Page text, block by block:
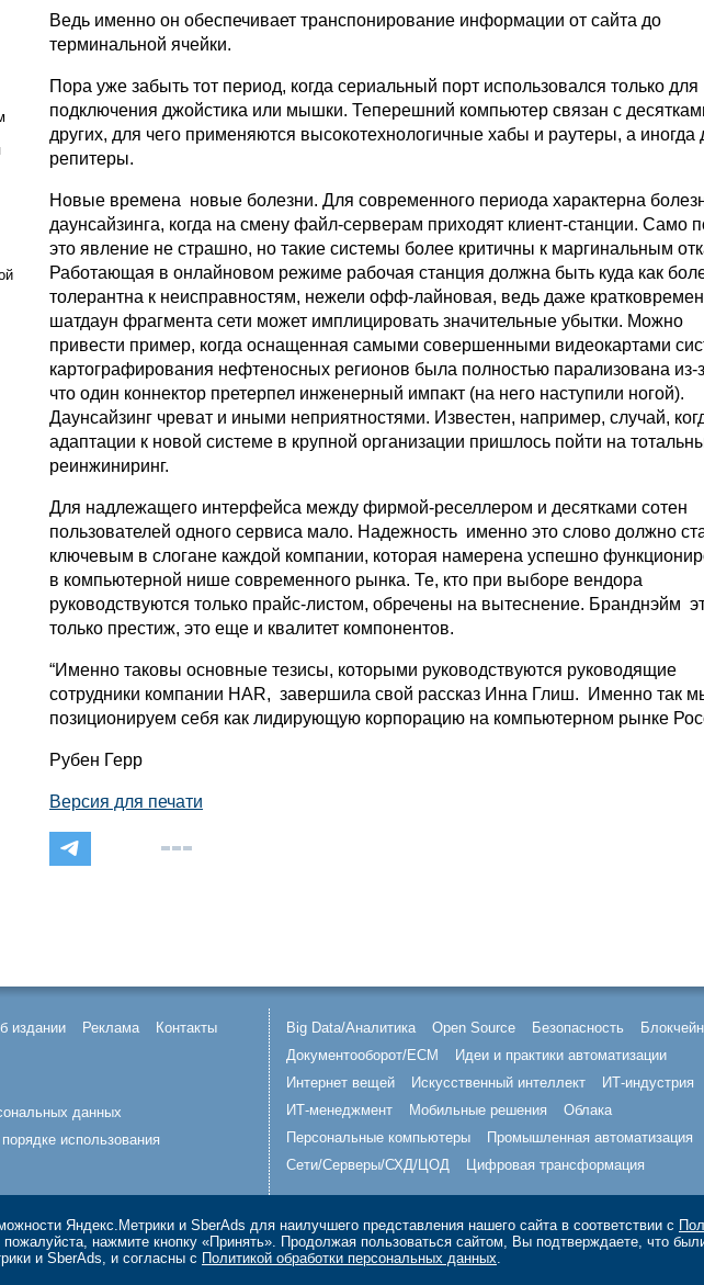
Ведь именно он обеспечивает транспонирование информации от сайта до
терминальной ячейки.
Пора уже забыть тот период, когда сериальный порт использовался только для
подключения джойстика или мышки. Теперешний компьютер связан с
других, для чего применяются высокотехнологичные хабы и раутеры, а иногда
репитеры.
Новые времена новые болезни. Для современного периода характерна
даунсайзинга, когда на смену файл-серверам приходят клиент-станции. Само
это явление не страшно, но такие системы более критичны к маргинальным
Работающая в онлайновом режиме рабочая станция должна быть куда как
толерантна к неисправностям, нежели офф-лайновая, ведь даже
шатдаун фрагмента сети может имплицировать значительные убытки. Можно
привести пример, когда оснащенная самыми совершенными видеокартами
картографирования нефтеносных регионов была полностью парализована из-
что один коннектор претерпел инженерный импакт (на него наступили ногой).
Даунсайзинг чреват и иными неприятностями. Известен, например, случай,
адаптации к новой системе в крупной организации пришлось пойти на
реинжиниринг.
Для надлежащего интерфейса между фирмой-реселлером и десятками сотен
пользователей одного сервиса мало. Надежность именно это слово должно
ключевым в слогане каждой компании, которая намерена успешно
в компьютерной нише современного рынка. Те, кто при выборе вендора
руководствуются только прайс-листом, обречены на вытеснение. Бранднэйм
только престиж, это еще и квалитет компонентов.
“Именно таковы основные тезисы, которыми руководствуются руководящие
сотрудники компании HAR, завершила свой рассказ Инна Глиш. Именно так
позиционируем себя как лидирующую корпорацию на компьютерном рынке
Рубен Герр
Версия для печати
издании Реклама Контакты
данных
использования
Big Data/Аналитика Open Source Безопасность
Блокчейн
Документооборот/ECM
Идеи и практики автоматизации
Интернет вещей
Искусственный интеллект
ИТ-индустрия
ИТ-менеджмент
Мобильные решения
Облака
Персональные компьютеры
Промышленная автоматизация
Сети/Серверы/СХД/ЦОД
Цифровая трансформация
Яндекс.Метрики и SberAds для наилучшего представления нашего сайта в соответствии с
нажмите кнопку «Принять». Продолжая пользоваться сайтом, Вы подтверждаете, что
и SberAds, и согласны с Политикой обработки персональных данных.